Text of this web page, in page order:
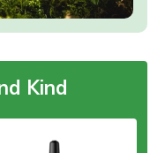
Kind